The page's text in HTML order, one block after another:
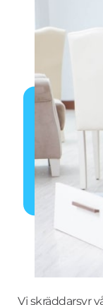
Vi skräddarsyr